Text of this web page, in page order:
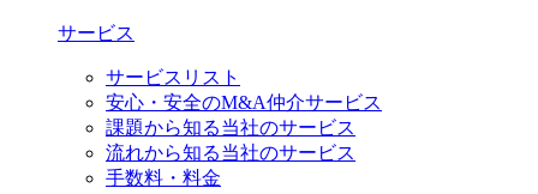
サービス
サービスリスト
安心・安全のM&A仲介サービス
課題から知る当社のサービス
流れから知る当社のサービス
手数料・料金